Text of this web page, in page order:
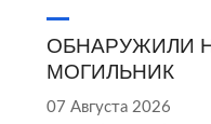
ОБНАРУЖИЛИ
МОГИЛЬНИК
07 Августа 2026